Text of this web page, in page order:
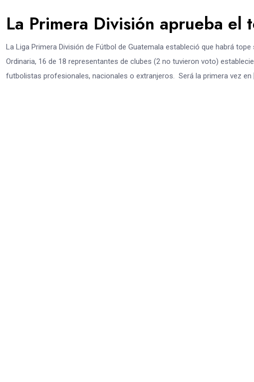
La Primera División aprueba el
La Liga Primera División de Fútbol de Guatemala estableció que habrá
Ordinaria, 16 de 18 representantes de clubes (2 no tuvieron voto)
futbolistas profesionales, nacionales o extranjeros. Será la primera vez en